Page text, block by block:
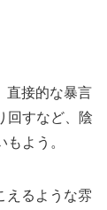
直接的な暴言
回すなど、陰
よう。
えるような雰